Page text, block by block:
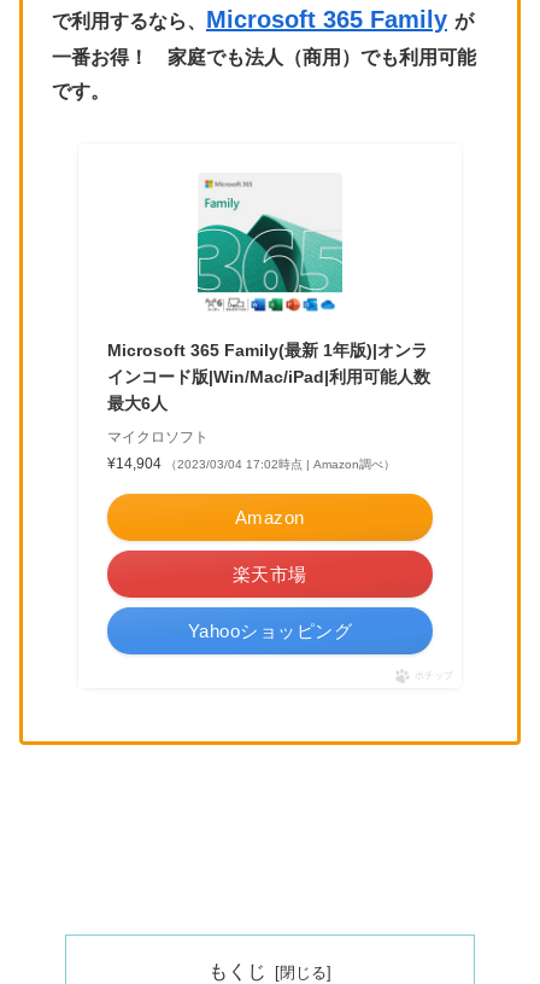
で利用するなら、 Microsoft 365 Family が
一番お得！ 家庭でも法人（商用）でも利用可能
です。
Microsoft 365 Family(最新 1年版)|オンラ
インコード版|Win/Mac/iPad|利用可能人数
最大6人
マイクロソフト
¥14,904
（2023/03/04 17:02時点 | Amazon調べ）
Amazon
楽天市場
Yahooショッピング
ポチップ
もくじ